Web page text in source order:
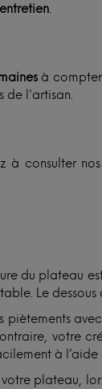
.
à compter
de l'artisan.
à consulter nos
du plateau
Le dessous
votre
à l’aide
plateau,